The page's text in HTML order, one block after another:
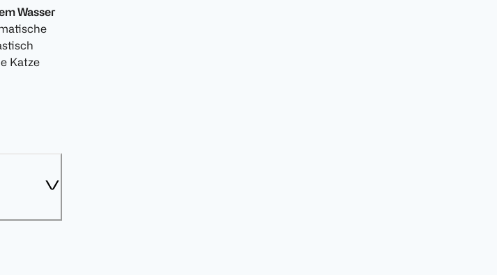
Wasser
Katze